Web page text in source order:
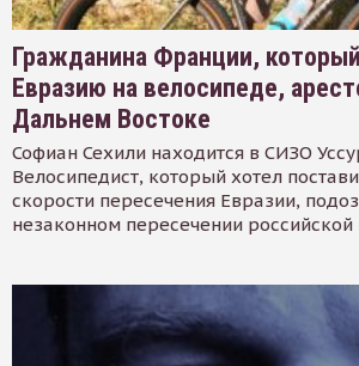
Гражданина Франции,
Евразию на велосипеде,
Дальнем Востоке
Софиан Сехили находится в СИЗО
Велосипедист, который хотел
скорости пересечения Евразии,
незаконном пересечении